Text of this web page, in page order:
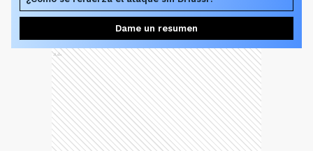
Dame un resumen
Ads